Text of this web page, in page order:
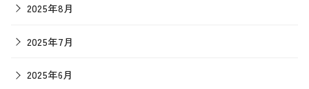
2025年8月
2025年7月
2025年6月